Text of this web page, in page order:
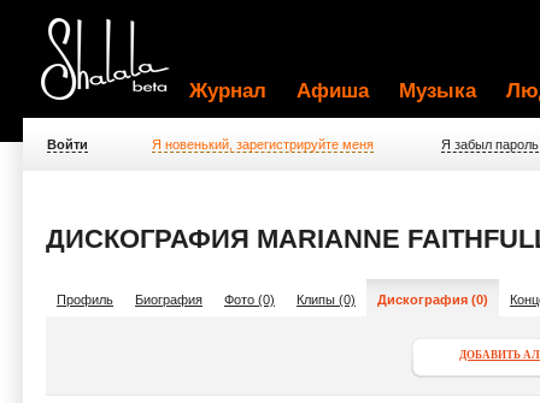
Журнал Афиша Музыка
Войти Я новенький, зарегистрируйте меня Я забыл пароль
ДИСКОГРАФИЯ MARIANNE
Профиль Биография Фото (0) Клипы (0) Дискография (0)
ДОБАВИТЬ